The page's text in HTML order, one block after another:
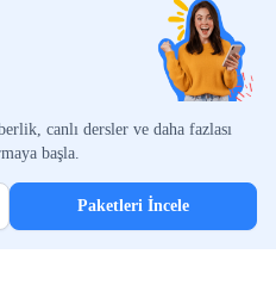
canlı dersler ve daha fazlası
başla.
Paketleri İncele